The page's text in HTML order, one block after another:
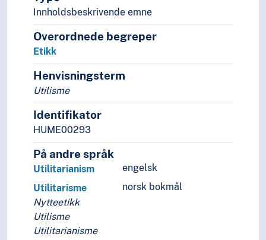
Innholdsbeskrivende emne
Overordnede begreper
Etikk
Henvisningsterm
Utilisme
Identifikator
HUME00293
På andre språk
engelsk
Utilitarianism
norsk bokmål
Utilitarisme
Nytteetikk
Utilisme
Utilitarianisme